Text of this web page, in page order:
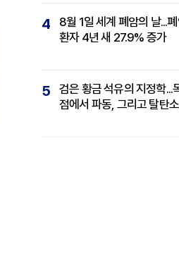
4
8월 1일 세계 폐암의 날...
환자 4년 새 27.9% 증가
5
검은 황금 석유의 지정학...
점에서 파동, 그리고 탈탄